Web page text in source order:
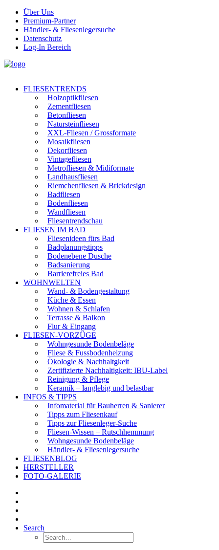
Über Uns
Premium-Partner
Händler- & Fliesenlegersuche
Datenschutz
Log-In Bereich
FLIESENTRENDS
Holzoptikfliesen
Zementfliesen
Betonfliesen
Natursteinfliesen
XXL-Fliesen / Grossformate
Mosaikfliesen
Dekorfliesen
Vintagefliesen
Metrofliesen & Midiformate
Landhausfliesen
Riemchenfliesen & Brickdesign
Badfliesen
Bodenfliesen
Wandfliesen
Fliesentrendschau
FLIESEN IM BAD
Fliesenideen fürs Bad
Badplanungstipps
Bodenebene Dusche
Badsanierung
Barrierefreies Bad
WOHNWELTEN
Wand- & Bodengestaltung
Küche & Essen
Wohnen & Schlafen
Terrasse & Balkon
Flur & Eingang
FLIESEN-VORZÜGE
Wohngesunde Bodenbeläge
Fliese & Fussbodenheizung
Ökologie & Nachhaltgkeit
Zertifizierte Nachhaltigkeit: IBU-Label
Reinigung & Pflege
Keramik – langlebig und belastbar
INFOS & TIPPS
Infomaterial für Bauherren & Sanierer
Tipps zum Fliesenkauf
Tipps zur Fliesenleger-Suche
Fliesen-Wissen – Rutschhemmung
Wohngesunde Bodenbeläge
Händler- & Fliesenlegersuche
FLIESENBLOG
HERSTELLER
FOTO-GALERIE
Search